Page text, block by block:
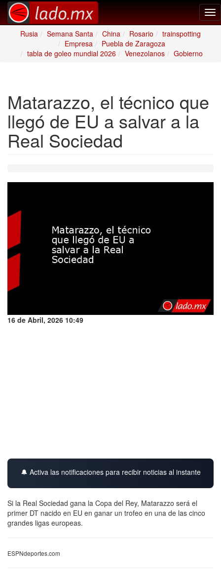
Rusia
Semana Santa China Rosario
trainspotting
Empresa
Puebla de Zaragoza
tabla de goleo mundial 2026
Venezolanos Gobierno
Matarazzo, el técnico que
llegó de EU a salvar a la
Real Sociedad
16 de Abril, 2026 10:49
🔔 Activa las notificaciones para recibir noticias al instante
Si la Real Sociedad gana la Copa del Rey, Matarazzo será el
primer DT nacido en EU en ganar un trofeo en una de las cinco
grandes ligas europeas.
ESPNdeportes.com